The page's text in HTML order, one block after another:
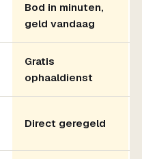
Bod in minuten,
geld vandaag
Gratis
ophaaldienst
Direct geregeld